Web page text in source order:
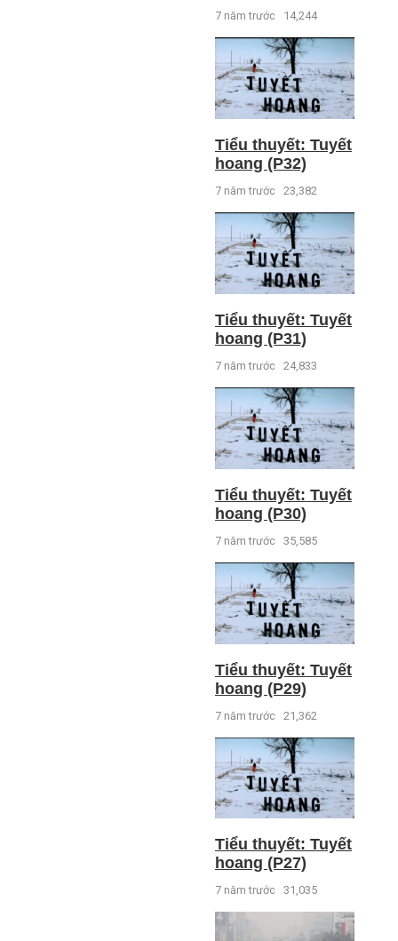
7 năm trước 14,244
Tiểu thuyết: Tuyết
hoang (P32)
7 năm trước 23,382
Tiểu thuyết: Tuyết
hoang (P31)
7 năm trước 24,833
Tiểu thuyết: Tuyết
hoang (P30)
7 năm trước 35,585
Tiểu thuyết: Tuyết
hoang (P29)
7 năm trước 21,362
Tiểu thuyết: Tuyết
hoang (P27)
7 năm trước 31,035